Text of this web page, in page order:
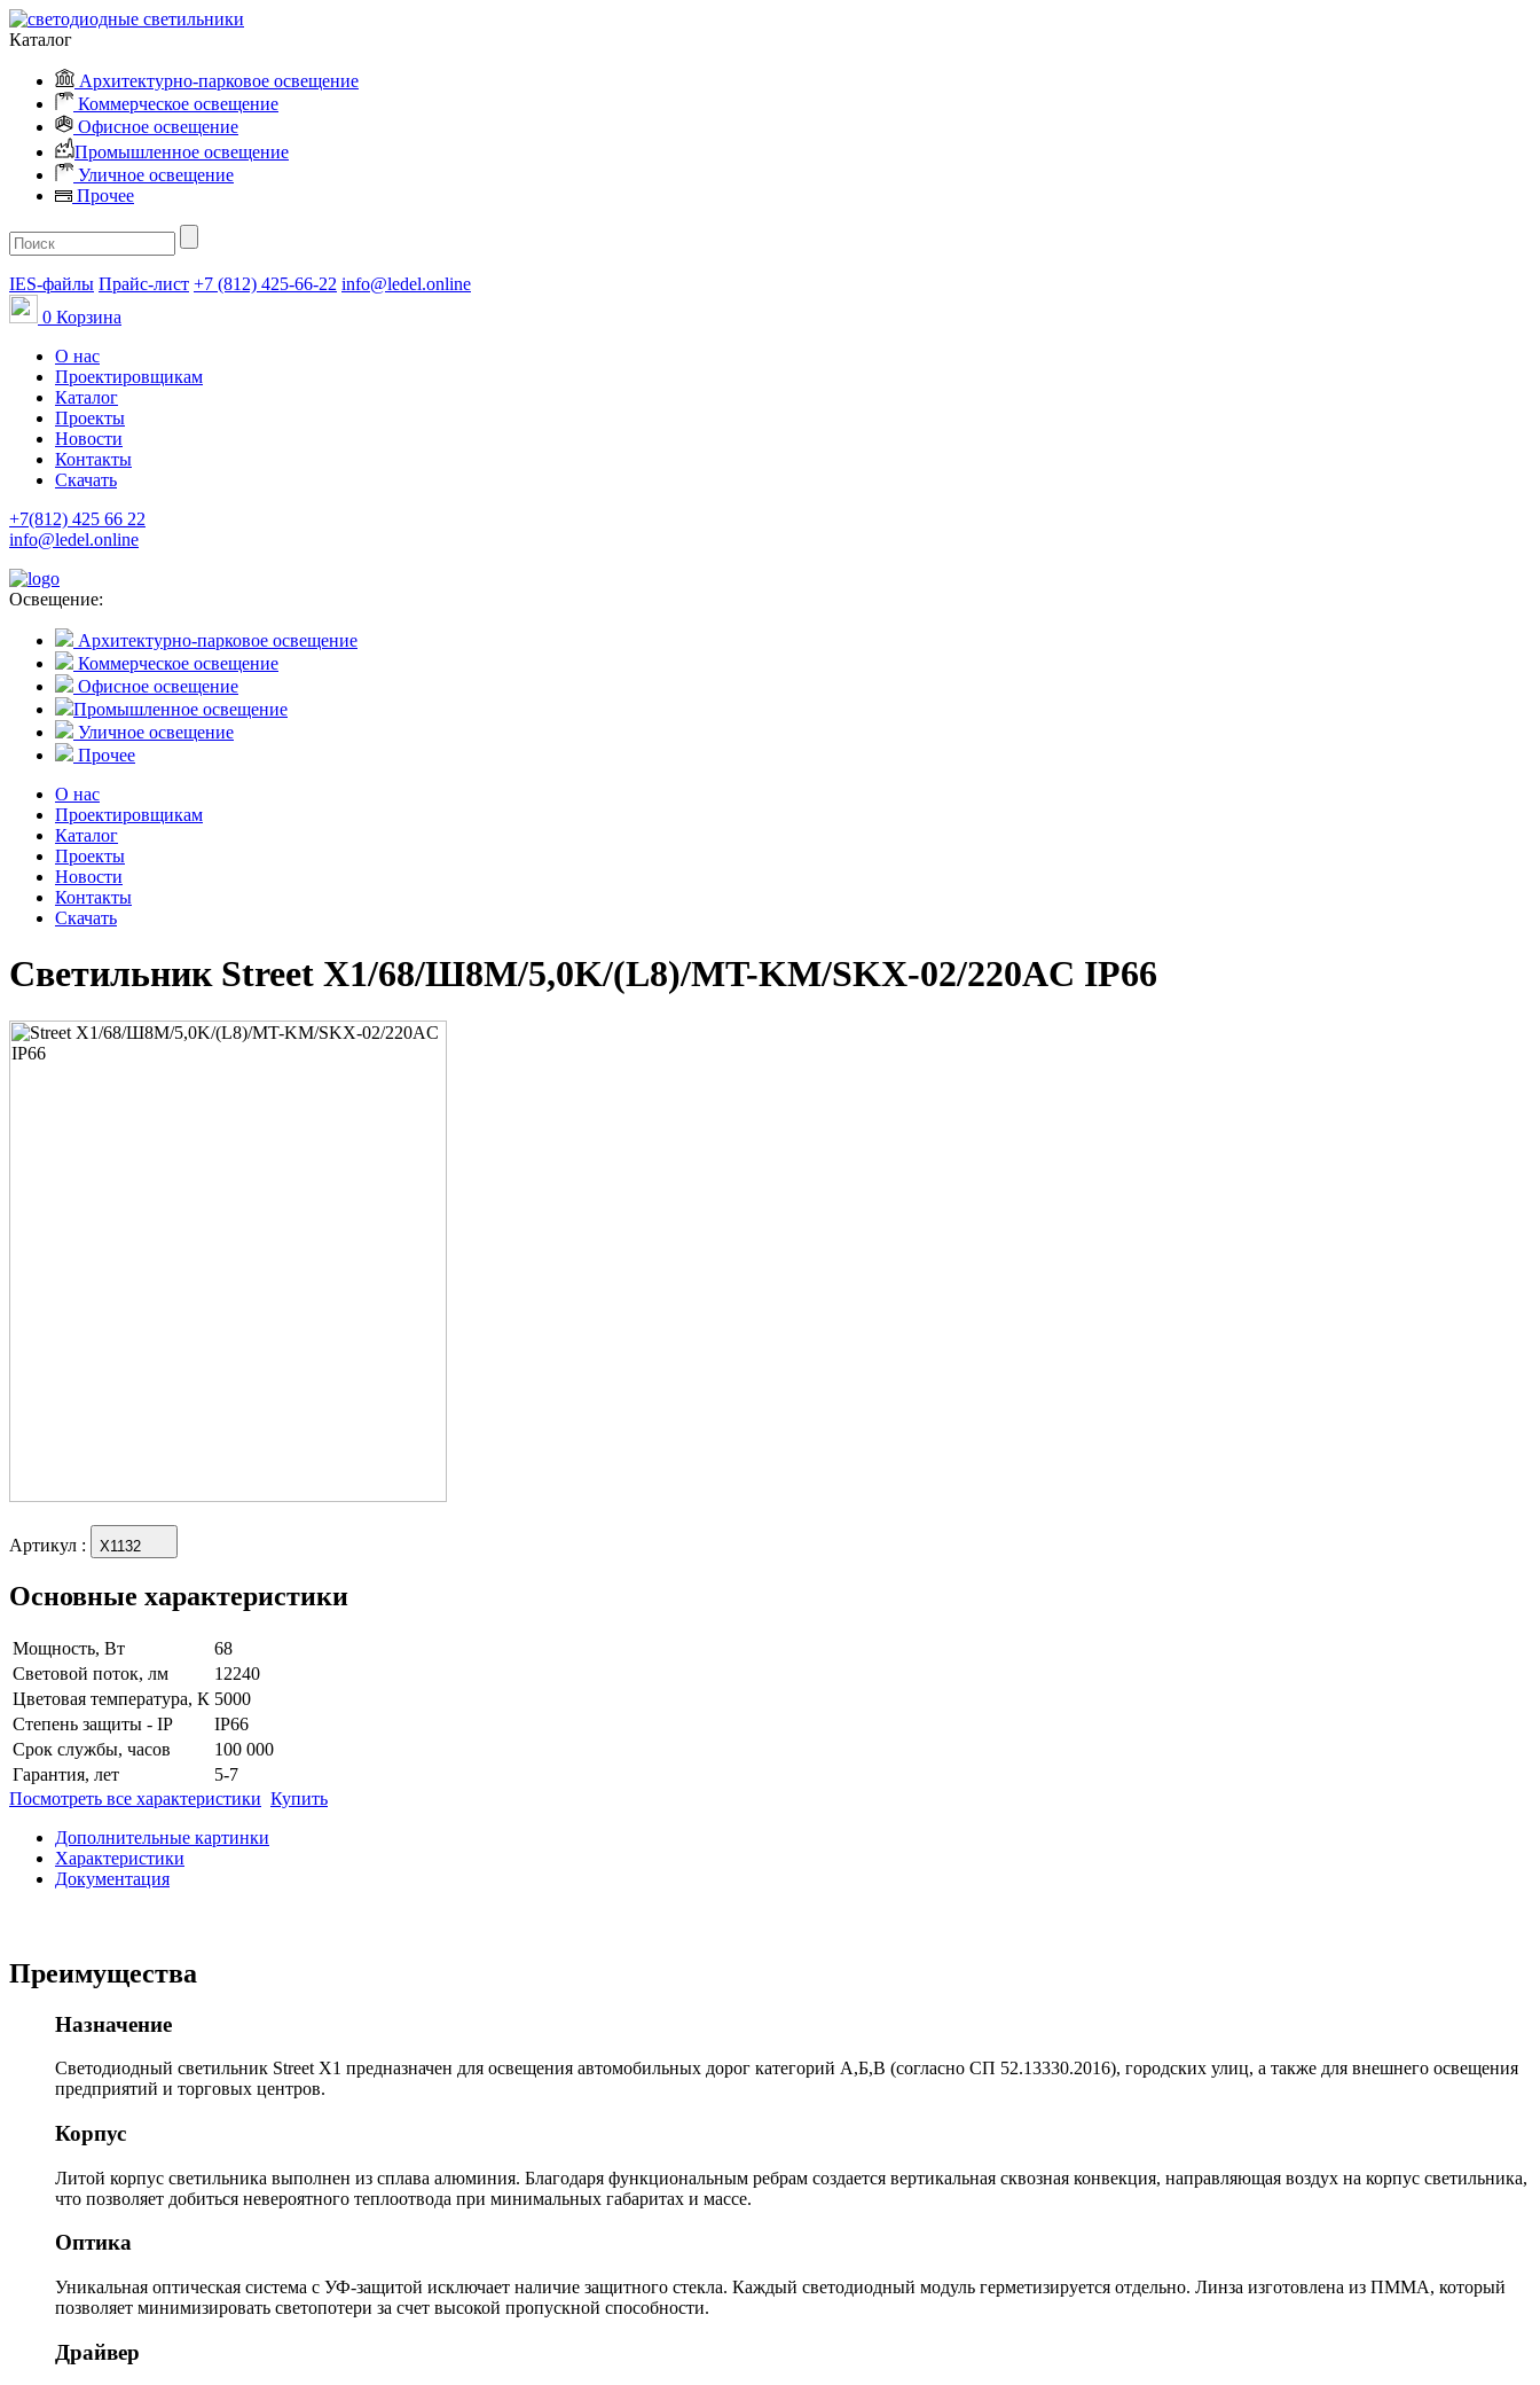
Каталог
Архитектурно-парковое освещение
Коммерческое освещение
Офисное освещение
Промышленное освещение
Уличное освещение
Прочее
IES-файлы Прайс-лист +7 (812) 425-66-22 info@ledel.online
0 Корзина
О нас
Проектировщикам
Каталог
Проекты
Новости
Контакты
Скачать
+7(812) 425 66 22
info@ledel.online
Освещение:
Архитектурно-парковое освещение
Коммерческое освещение
Офисное освещение
Промышленное освещение
Уличное освещение
Прочее
О нас
Проектировщикам
Каталог
Проекты
Новости
Контакты
Скачать
Светильник Street X1/68/Ш8M/5,0K/(L8)/MT-KM/SKX-02/220AC IP66
Артикул : X1132
Основные характеристики
Мощность, Вт
68
Световой поток, лм
12240
Цветовая температура, К 5000
Степень защиты - IP
IP66
Срок службы, часов
100 000
Гарантия, лет
5-7
Посмотреть все характеристики Купить
Дополнительные картинки
Характеристики
Документация
Преимущества
Назначение
Светодиодный светильник Street X1 предназначен для освещения автомобильных дорог категорий А,Б,В (согласно СП 52.13330.2016), городских улиц, а также для внешнего освещения
предприятий и торговых центров.
Корпус
Литой корпус светильника выполнен из сплава алюминия. Благодаря функциональным ребрам создается вертикальная сквозная конвекция, направляющая воздух на корпус светильника,
что позволяет добиться невероятного теплоотвода при минимальных габаритах и массе.
Оптика
Уникальная оптическая система с УФ-защитой исключает наличие защитного стекла. Каждый светодиодный модуль герметизируется отдельно. Линза изготовлена из ПММА, который
позволяет минимизировать светопотери за счет высокой пропускной способности.
Драйвер